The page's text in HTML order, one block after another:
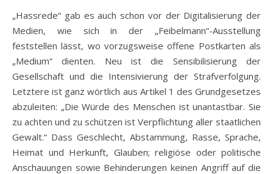
„Hassrede“ gab es auch schon vor der Digitalisierung der
Medien, wie sich in der „Feibelmann“-Ausstellung
feststellen lässt, wo vorzugsweise offene Postkarten als
„Medium“ dienten. Neu ist die Sensibilisierung der
Gesellschaft und die Intensivierung der Strafverfolgung.
Letztere ist ganz wörtlich aus Artikel 1 des Grundgesetzes
abzuleiten: „Die Würde des Menschen ist unantastbar. Sie
zu achten und zu schützen ist Verpflichtung aller staatlichen
Gewalt.“ Dass Geschlecht, Abstammung, Rasse, Sprache,
Heimat und Herkunft, Glauben; religiöse oder politische
Anschauungen sowie Behinderungen keinen Angriff auf die